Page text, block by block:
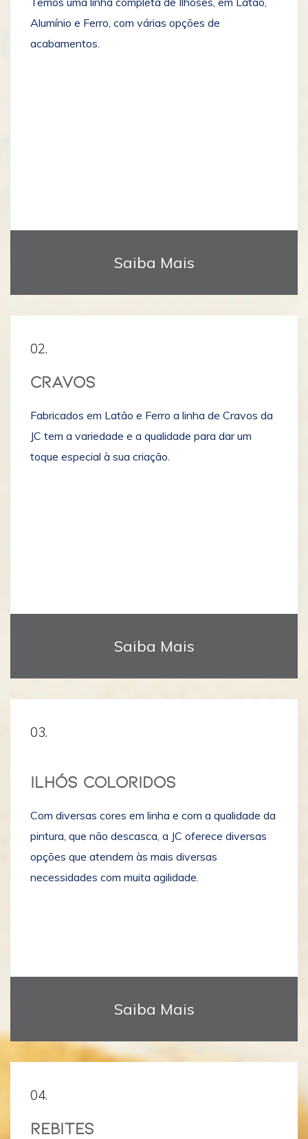
Alumínio e Ferro, com várias opções de
acabamentos.
Saiba Mais
02.
CRAVOS
Fabricados em Latão e Ferro a linha de Cravos da
JC tem a variedade e a qualidade para dar um
toque especial à sua criação.
Saiba Mais
03.
ILHÓS COLORIDOS
Com diversas cores em linha e com a qualidade da
pintura, que não descasca, a JC oferece diversas
opções que atendem às mais diversas
necessidades com muita agilidade.
Saiba Mais
04.
REBITES